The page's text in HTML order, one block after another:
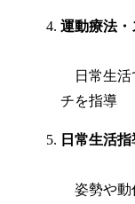
運動療法
日常生活
チを指導
日常生活指
姿勢や動